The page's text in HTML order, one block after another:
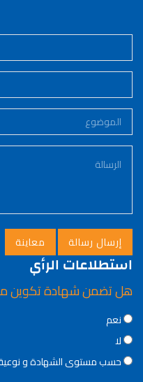
استطلاعات الرأي
هل تضمن شهادة تكوين
Choices
نعم
لا
حسب مستوى الشهادة و